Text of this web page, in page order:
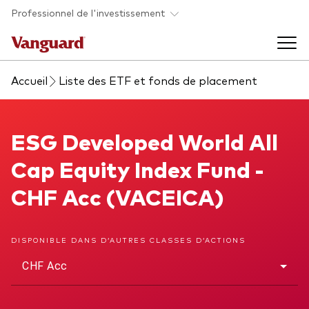
Skip to main content
Professionnel de l'investissement
Fonds et ETFs
Tous les produits
Analyses et événements
Back to main menu
À propos de Vanguard
À propos de Vanguard
Accueil Liste des ETF et fonds de placement
ESG Developed World All Cap Equity Index Fund
ESG Developed World All
Cap Equity Index Fund -
CHF Acc (VACEICA)
DISPONIBLE DANS D’AUTRES CLASSES D’ACTIONS
CHF Acc